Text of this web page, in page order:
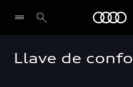
Seleccionar un
Llave de